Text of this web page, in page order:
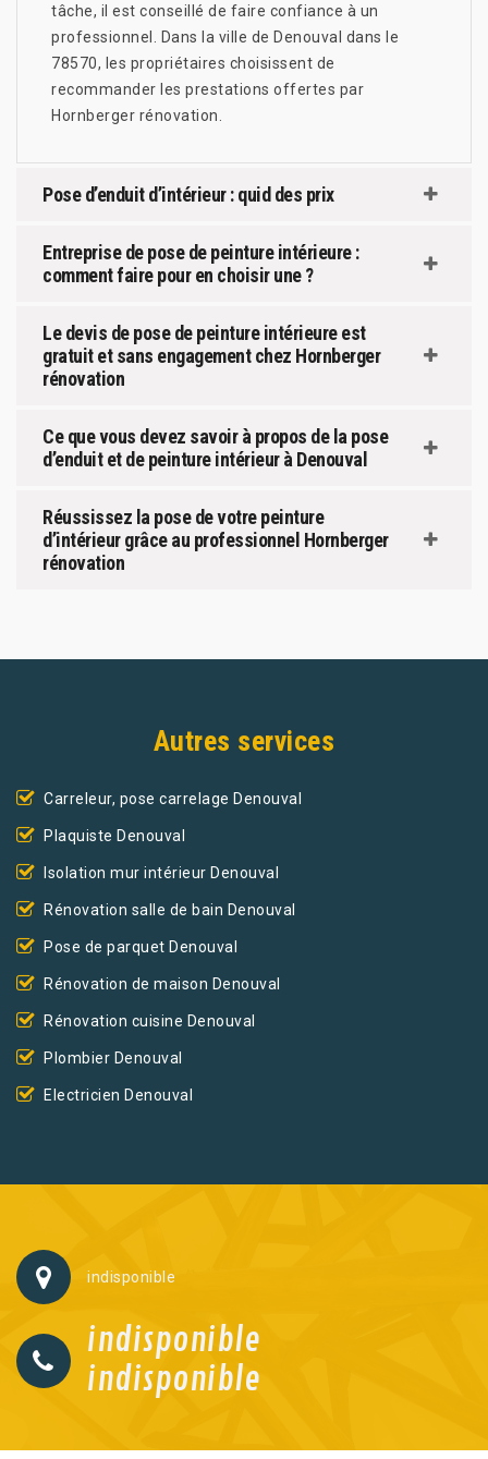
tâche, il est conseillé de faire confiance à un
professionnel. Dans la ville de Denouval dans le
78570, les propriétaires choisissent de
recommander les prestations offertes par
Hornberger rénovation.
Pose d’enduit d’intérieur : quid des prix
Entreprise de pose de peinture intérieure :
comment faire pour en choisir une ?
Le devis de pose de peinture intérieure est
gratuit et sans engagement chez Hornberger
rénovation
Ce que vous devez savoir à propos de la pose
d’enduit et de peinture intérieur à Denouval
Réussissez la pose de votre peinture
d’intérieur grâce au professionnel Hornberger
rénovation
Autres services
Carreleur, pose carrelage Denouval
Plaquiste Denouval
Isolation mur intérieur Denouval
Rénovation salle de bain Denouval
Pose de parquet Denouval
Rénovation de maison Denouval
Rénovation cuisine Denouval
Plombier Denouval
Electricien Denouval
indisponible
indisponible
indisponible